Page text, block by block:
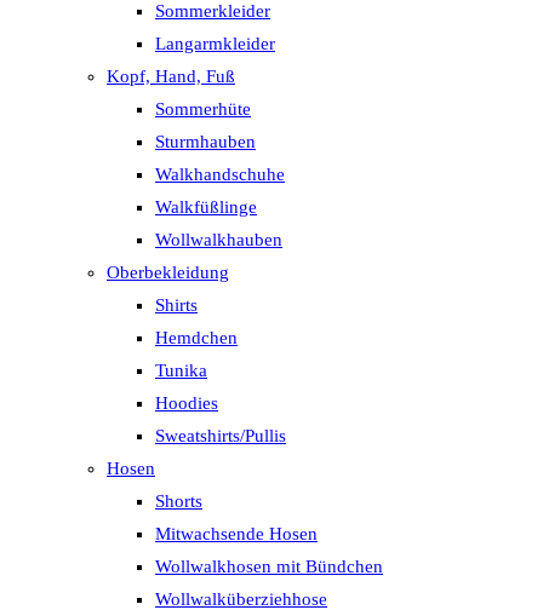
Sommerkleider
Langarmkleider
Kopf, Hand, Fuß
Sommerhüte
Sturmhauben
Walkhandschuhe
Walkfüßlinge
Wollwalkhauben
Oberbekleidung
Shirts
Hemdchen
Tunika
Hoodies
Sweatshirts/Pullis
Hosen
Shorts
Mitwachsende Hosen
Wollwalkhosen mit Bündchen
Wollwalküberziehhose